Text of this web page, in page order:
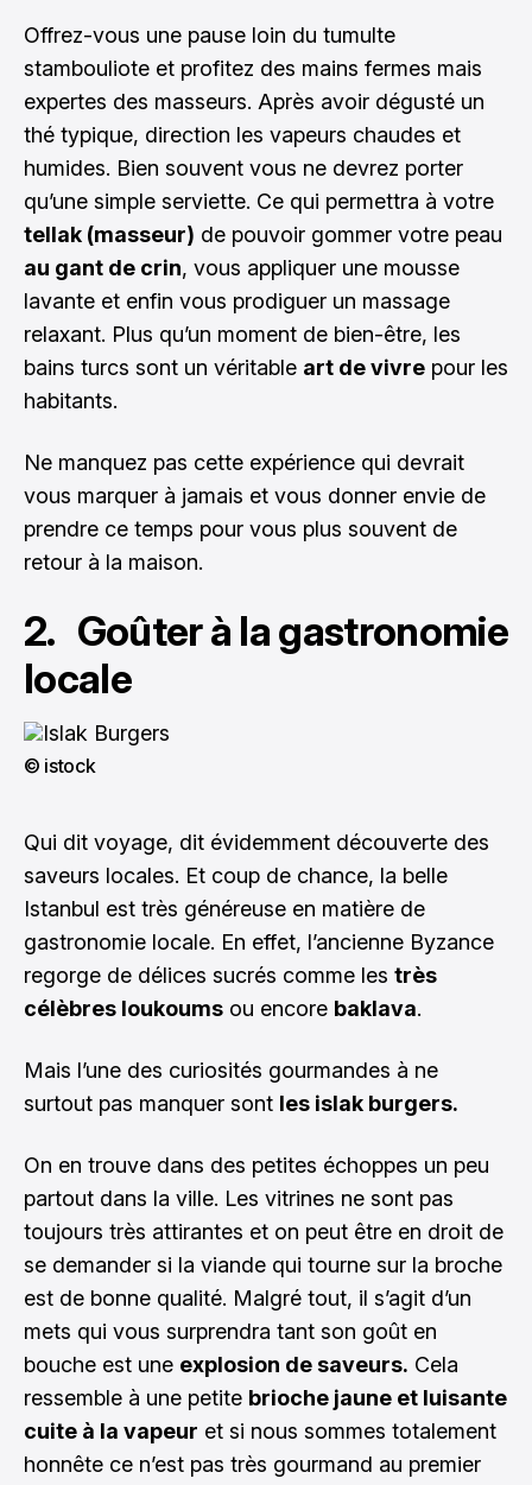
Offrez-vous une pause loin du tumulte
stambouliote et profitez des mains fermes mais
expertes des masseurs. Après avoir dégusté un
thé typique, direction les vapeurs chaudes et
humides. Bien souvent vous ne devrez porter
qu’une simple serviette. Ce qui permettra à votre
tellak (masseur) de pouvoir gommer votre peau
au gant de crin, vous appliquer une mousse
lavante et enfin vous prodiguer un massage
relaxant. Plus qu’un moment de bien-être, les
bains turcs sont un véritable art de vivre pour les
habitants.
Ne manquez pas cette expérience qui devrait
vous marquer à jamais et vous donner envie de
prendre ce temps pour vous plus souvent de
retour à la maison.
2. Goûter à la gastronomie
locale
© istock
Qui dit voyage, dit évidemment découverte des
saveurs locales. Et coup de chance, la belle
Istanbul est très généreuse en matière de
gastronomie locale. En effet, l’ancienne Byzance
regorge de délices sucrés comme les très
célèbres loukoums ou encore baklava.
Mais l’une des curiosités gourmandes à ne
surtout pas manquer sont les islak burgers.
On en trouve dans des petites échoppes un peu
partout dans la ville. Les vitrines ne sont pas
toujours très attirantes et on peut être en droit de
se demander si la viande qui tourne sur la broche
est de bonne qualité. Malgré tout, il s’agit d’un
mets qui vous surprendra tant son goût en
bouche est une explosion de saveurs. Cela
ressemble à une petite brioche jaune et luisante
cuite à la vapeur et si nous sommes totalement
honnête ce n’est pas très gourmand au premier